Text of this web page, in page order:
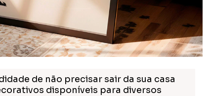
de não precisar sair da sua casa
disponíveis para diversos